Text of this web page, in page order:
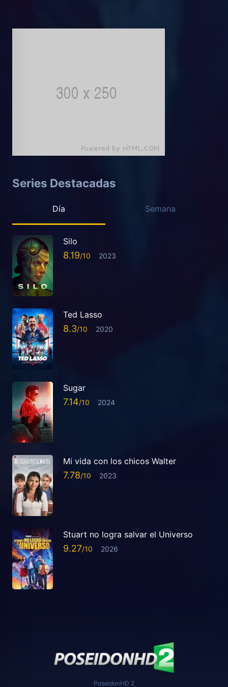
Series Destacadas
Día Semana
Silo
8.19 2023
Ted Lasso
8.3 2020
Sugar
7.14 2024
Mi vida con los chicos Walter
7.78 2023
Stuart no logra salvar el Universo
9.27 2026
PoseidonHD 2